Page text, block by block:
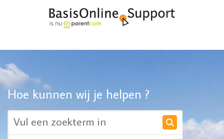
Hoe kunnen wij je helpen ?